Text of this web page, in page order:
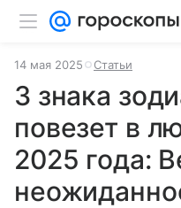
14 мая 2025 Статьи
3 знака
повезет в
2025 года: